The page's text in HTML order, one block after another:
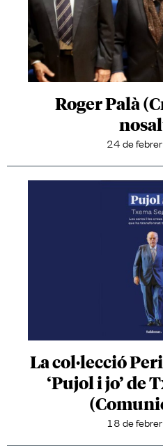
Roger Palà
24 de
La col·lecció
‘Pujol i jo’ de
18 de